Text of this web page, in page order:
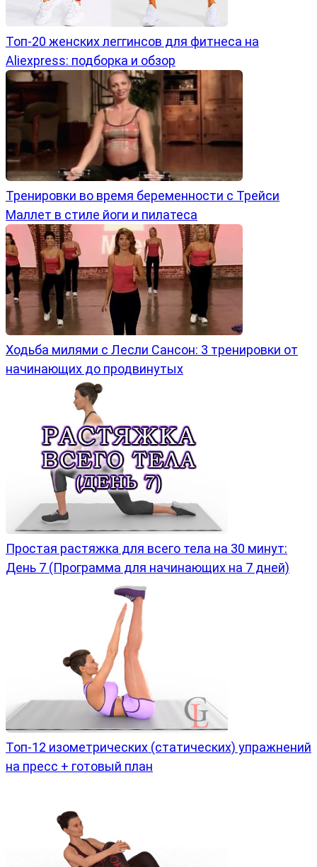
Топ-20 женских леггинсов для фитнеса на
Aliexpress: подборка и обзор
Тренировки во время беременности с Трейси
Маллет в стиле йоги и пилатеса
Ходьба милями с Лесли Сансон: 3 тренировки от
начинающих до продвинутых
Простая растяжка для всего тела на 30 минут:
День 7 (Программа для начинающих на 7 дней)
Топ-12 изометрических (статических) упражнений
на пресс + готовый план